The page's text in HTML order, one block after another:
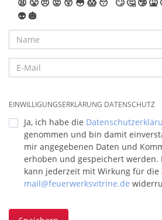
😩 😤 😠 😡 😲 😳 😱 😴 🙄 🤔 🤥 🤮
👽 🎃
EINWILLIGUNGSERKLÄRUNG DATENSCHUTZ
Ja, ich habe die
genommen und bin damit
mir angegebenen Daten und
erhoben und gespeichert werden.
kann jederzeit mit Wirkung für die
mail@feuerwerksvitrine.de